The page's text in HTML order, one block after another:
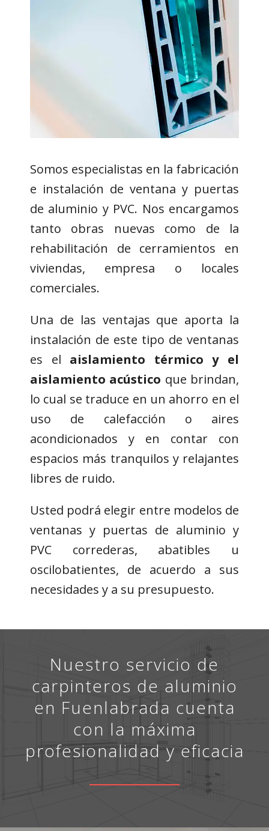
Somos especialistas en la fabricación
e instalación de ventana y puertas
de aluminio y PVC. Nos encargamos
tanto obras nuevas como de la
rehabilitación de cerramientos en
viviendas, empresa o locales
comerciales.
Una de las ventajas que aporta la
instalación de este tipo de ventanas
es el aislamiento térmico y el
aislamiento acústico que brindan,
lo cual se traduce en un ahorro en el
uso de calefacción o aires
acondicionados y en contar con
espacios más tranquilos y relajantes
libres de ruido.
Usted podrá elegir entre modelos de
ventanas y puertas de aluminio y
PVC correderas, abatibles u
oscilobatientes, de acuerdo a sus
necesidades y a su presupuesto.
Nuestro servicio de
carpinteros de aluminio
en Fuenlabrada cuenta
con la máxima
profesionalidad y eficacia